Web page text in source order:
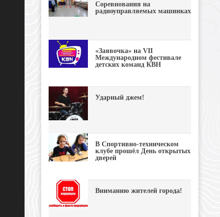
Соревнования на
радиоуправляемых машинках
«Заявочка» на VII
Международном фестивале
детских команд КВН
Ударный джем!
В Спортивно-техническом
клубе прошёл День открытых
дверей
Вниманию жителей города!